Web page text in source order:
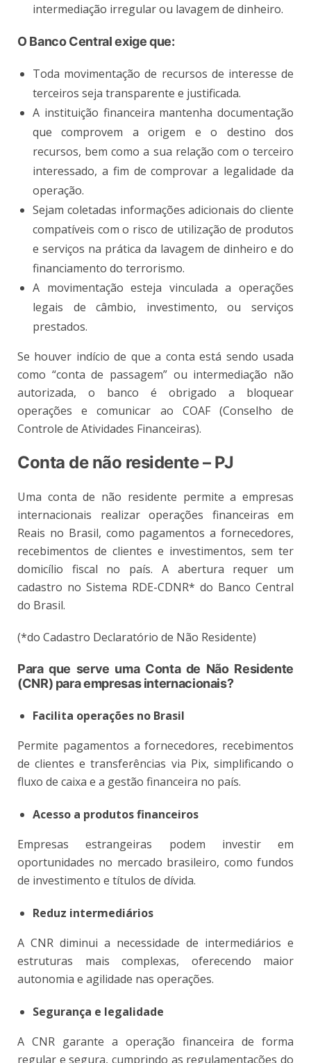
intermediação irregular ou lavagem de dinheiro.
O Banco Central exige que:
Toda movimentação de recursos de interesse de
terceiros seja transparente e justificada.
A instituição financeira mantenha documentação
que comprovem a origem e o destino dos
recursos, bem como a sua relação com o terceiro
interessado, a fim de comprovar a legalidade da
operação.
Sejam coletadas informações adicionais do cliente
compatíveis com o risco de utilização de produtos
e serviços na prática da lavagem de dinheiro e do
financiamento do terrorismo.
A movimentação esteja vinculada a operações
legais de câmbio, investimento, ou serviços
prestados.
Se houver indício de que a conta está sendo usada
como “conta de passagem” ou intermediação não
autorizada, o banco é obrigado a bloquear
operações e comunicar ao COAF (Conselho de
Controle de Atividades Financeiras).
Conta de não residente – PJ
Uma conta de não residente permite a empresas
internacionais realizar operações financeiras em
Reais no Brasil, como pagamentos a fornecedores,
recebimentos de clientes e investimentos, sem ter
domicílio fiscal no país. A abertura requer um
cadastro no Sistema RDE-CDNR* do Banco Central
do Brasil.
(*do Cadastro Declaratório de Não Residente)
Para que serve uma Conta de Não Residente
(CNR) para empresas internacionais?
Facilita operações no Brasil
Permite pagamentos a fornecedores, recebimentos
de clientes e transferências via Pix, simplificando o
fluxo de caixa e a gestão financeira no país.
Acesso a produtos financeiros
Empresas estrangeiras podem investir em
oportunidades no mercado brasileiro, como fundos
de investimento e títulos de dívida.
Reduz intermediários
A CNR diminui a necessidade de intermediários e
estruturas mais complexas, oferecendo maior
autonomia e agilidade nas operações.
Segurança e legalidade
A CNR garante a operação financeira de forma
regular e segura, cumprindo as regulamentações do